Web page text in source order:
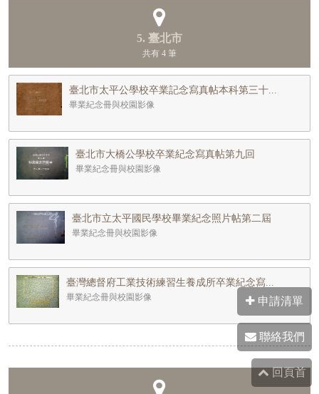
5. 臺北市
共有 4 筆
臺北市太平公學校卒業記念寫真帖本科第三十...
畢業紀念冊與校園影像
臺北市大橋公學校卒業紀念寫真帖第九回
畢業紀念冊與校園影像
臺北市立太平國民學校畢業紀念照片帖第二屆
畢業紀念冊與校園影像
臺灣總督府工業技術練習生養成所卒業紀念寫...
畢業紀念冊與校園影像 申請清單
聯絡我們
回頁首